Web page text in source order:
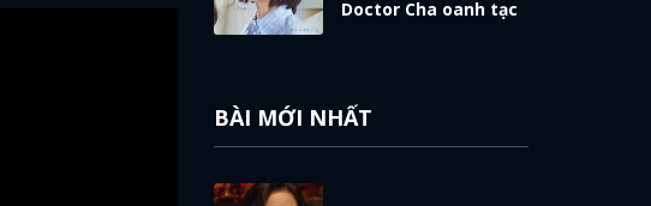
Doctor Cha oanh tạc
BÀI MỚI NHẤT